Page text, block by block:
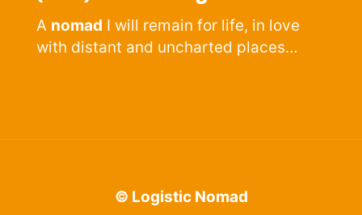
A nomad I will remain for life, in love
with distant and uncharted places…
© Logistic Nomad